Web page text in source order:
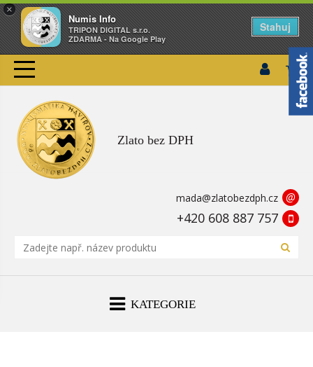
×
Numis Info
TRIPON DIGITAL s.r.o.
ZDARMA - Na Google Play
Stahuj
Zlato bez DPH
mada@zlatobezdph.cz @
+420 608 887 757
KATEGORIE